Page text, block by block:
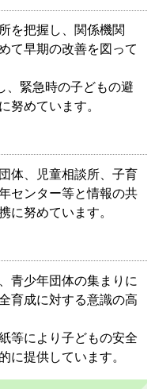
を把握し、関係機関
て早期の改善を図って
、緊急時の子どもの避
努めています。
体、児童相談所、子育
センター等と情報の共
に努めています。
青少年団体の集まりに
育成に対する意識の高
等により子どもの安全
に提供しています。